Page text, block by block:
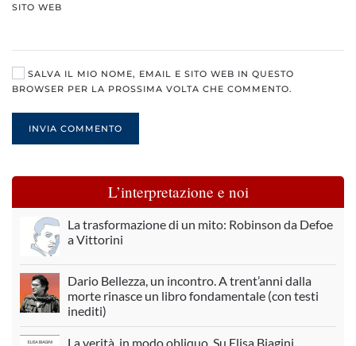
SITO WEB
SALVA IL MIO NOME, EMAIL E SITO WEB IN QUESTO
BROWSER PER LA PROSSIMA VOLTA CHE COMMENTO.
INVIA COMMENTO
L’interpretazione e noi
La trasformazione di un mito: Robinson da Defoe
a Vittorini
Dario Bellezza, un incontro. A trent’anni dalla
morte rinasce un libro fondamentale (con testi
inediti)
La verità, in modo obliquo. Su Elisa Biagini